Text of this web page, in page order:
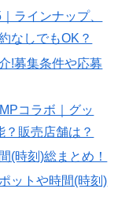
ラインナップ、
なしでもOK？
!募集条件や応募
コラボ｜グッ
販売店舗は？
(時刻)総まとめ！
ットや時間(時刻)